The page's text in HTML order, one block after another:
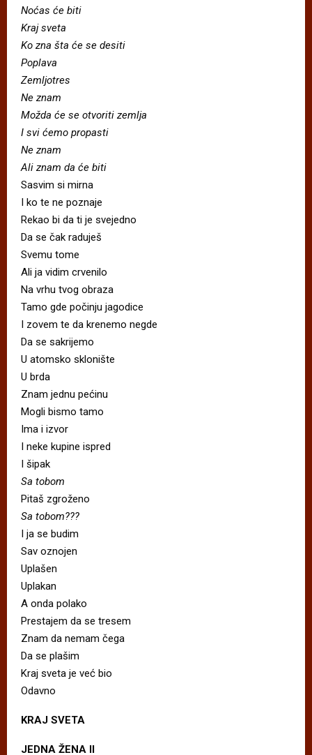
Noćas će biti
Kraj sveta
Ko zna šta će se desiti
Poplava
Zemljotres
Ne znam
Možda će se otvoriti zemlja
I svi ćemo propasti
Ne znam
Ali znam da će biti
Sasvim si mirna
I ko te ne poznaje
Rekao bi da ti je svejedno
Da se čak raduješ
Svemu tome
Ali ja vidim crvenilo
Na vrhu tvog obraza
Tamo gde počinju jagodice
I zovem te da krenemo negde
Da se sakrijemo
U atomsko sklonište
U brda
Znam jednu pećinu
Mogli bismo tamo
Ima i izvor
I neke kupine ispred
I šipak
Sa tobom
Pitaš zgroženo
Sa tobom???
I ja se budim
Sav oznojen
Uplašen
Uplakan
A onda polako
Prestajem da se tresem
Znam da nemam čega
Da se plašim
Kraj sveta je već bio
Odavno
KRAJ SVETA
JEDNA ŽENA II